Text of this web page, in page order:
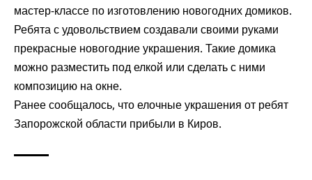
мастер-классе по изготовлению новогодних домиков.
Ребята с удовольствием создавали своими руками
прекрасные новогодние украшения. Такие домика
можно разместить под елкой или сделать с ними
композицию на окне.
Ранее сообщалось, что елочные украшения от ребят
Запорожской области прибыли в Киров.